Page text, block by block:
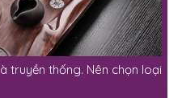
truyền thống. Nên chọn loại